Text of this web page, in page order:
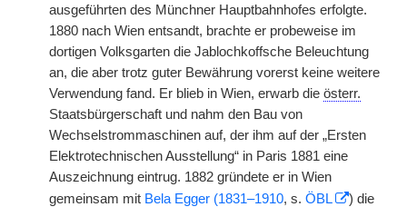
ausgeführten des Münchner Hauptbahnhofes erfolgte.
1880 nach Wien entsandt, brachte er probeweise im
dortigen Volksgarten die Jablochkoffsche Beleuchtung
an, die aber trotz guter Bewährung vorerst keine weitere
Verwendung fand. Er blieb in Wien, erwarb die österr.
Staatsbürgerschaft und nahm den Bau von
Wechselstrommaschinen auf, der ihm auf der „Ersten
Elektrotechnischen Ausstellung“ in Paris 1881 eine
Auszeichnung eintrug. 1882 gründete er in Wien
gemeinsam mit Bela Egger (1831–1910, s. ÖBL
) die